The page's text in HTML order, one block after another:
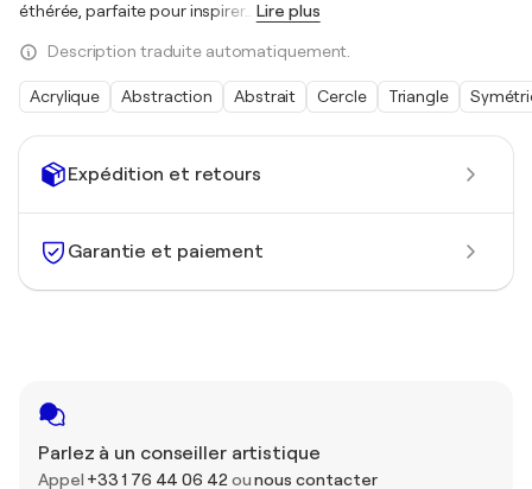
Expédition et retours
Garantie et paiement
Parlez à un conseiller artistique
Appel +33 1 76 44 06 42 ounous contacter
éthérée, parfaite pour inspirer… Lire plus
Description traduite automatiquement.
Acrylique Abstraction Abstrait Cercle Triangle